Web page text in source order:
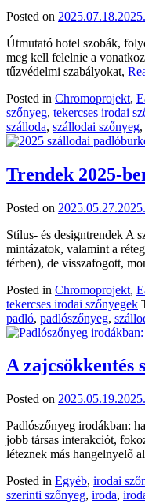
Posted on 2025.07.18.
Útmutató hotel szobák,
meg kell felelnie a
tűzvédelmi szabályokat,
Posted in Chromoprojekt,
szőnyeg, tekercses irodai
szálloda, szállodai szőnyeg,
Trendek 2025-
Posted on 2025.05.27.
Stílus- és designtrendek A
mintázatok, valamint a
térben), de visszafogott,
Posted in Chromoprojekt,
tekercses irodai szőnyegek
padló, padlószőnyeg,
A zajcsökkentés
Posted on 2025.05.19.
Padlószőnyeg irodákban:
jobb társas interakciót,
léteznek más hangelnyelő
Posted in Egyéb, irodai
szerinti szőnyeg, iroda,